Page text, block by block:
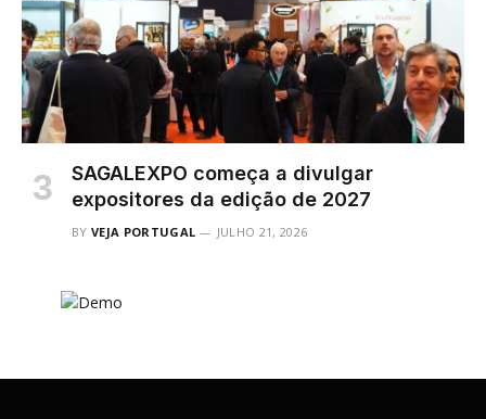
SAGALEXPO começa a divulgar
expositores da edição de 2027
BY VEJA PORTUGAL JULHO 21, 2026